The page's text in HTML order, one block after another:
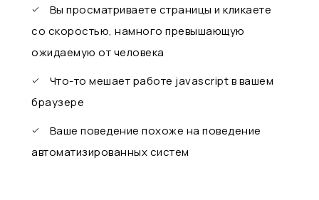
Вы просматриваете страницы и кликаете
со скоростью, намного превышающую
ожидаемую от человека
Что-то мешает работе javascript в вашем
браузере
Ваше поведение похоже на поведение
автоматизированных систем